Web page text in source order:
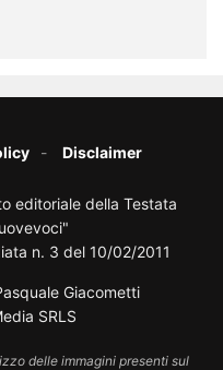
Disclaimer
editoriale della Testata
n. 3 del 10/02/2011
Giacometti
SRLS
delle immagini presenti sul